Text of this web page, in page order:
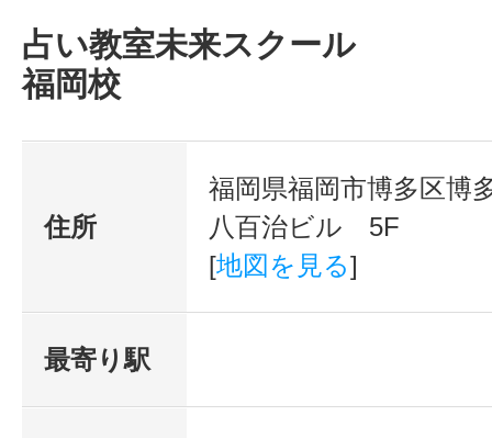
占い教室未来スクール
福岡校
住所
福岡県福岡市博多区博
八百治ビル 5F
[地図を見る]
最寄り駅